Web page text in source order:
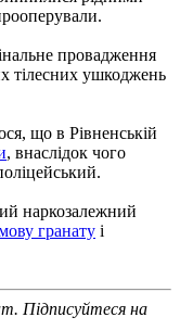
провадження
тілесних ушкоджень
що в Рівненській
, внаслідок чого
наркозалежний
гранату і
Підписуйтеся на